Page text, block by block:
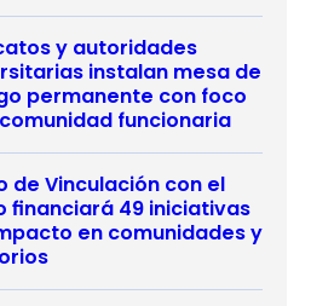
y autoridades
instalan mesa de
permanente con foco
funcionaria
de Vinculación con el
financiará 49 iniciativas
en comunidades y